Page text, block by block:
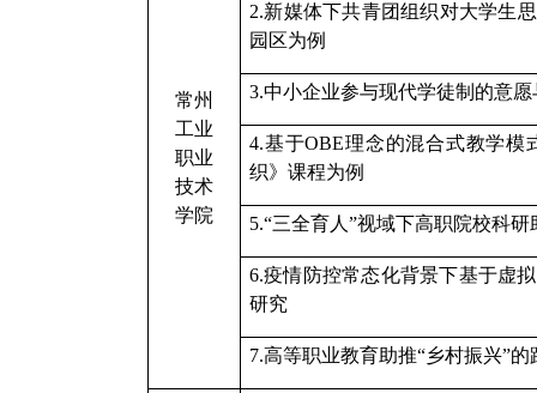
常州
工业
职业
技术
学院
2.新媒体下共青团组织对大学生
园区为例
3.中小企业参与现代学徒制的意
4.基于OBE理念的混合式教学
织》课程为例
5.“三全育人”视域下高职院校科
6.疫情防控常态化背景下基于虚
研究
7.高等职业教育助推“乡村振兴”的